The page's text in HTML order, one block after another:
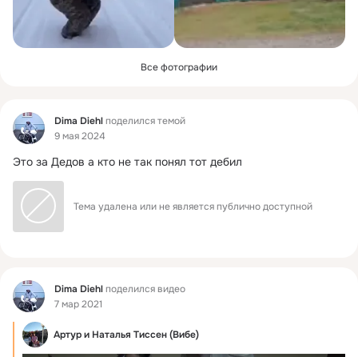
Все фотографии
Фид Dima Diehlподелился темой
9 мая 2024
Это за Дедов а кто не так понял тот дебил
Тема удалена или не является публично доступной
Фид Dima Diehlподелился видео
7 мар 2021
Артур и Наталья Тиссен (Вибе)